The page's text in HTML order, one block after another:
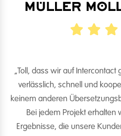
„Toll, dass wir auf Intercontact
verlässlich, schnell und
keinem anderen
Bei jedem Projekt erhalten
Ergebnisse, die unsere